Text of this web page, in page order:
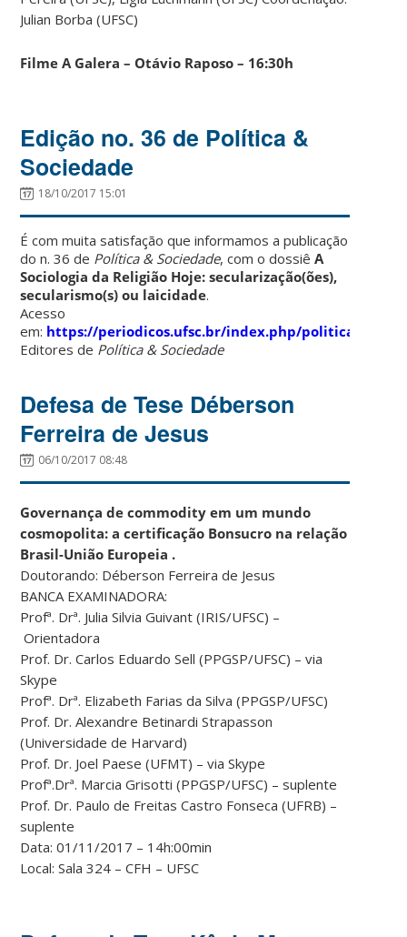
Julian Borba (UFSC)
Filme A Galera – Otávio Raposo – 16:30h
Edição no. 36 de Política &
Sociedade
18/10/2017 15:01
É com muita satisfação que informamos a publicação
do n. 36 de Política & Sociedade, com o dossiêA
Sociologia da Religião Hoje: secularização(ões),
secularismo(s) ou laicidade.
Acesso
em: https://periodicos.ufsc.br/index.php/politica/index
Editores de Política & Sociedade
Defesa de Tese Déberson
Ferreira de Jesus
06/10/2017 08:48
Governança de commodity em um mundo
cosmopolita: a certificação Bonsucro na relação
Brasil-União Europeia .
Doutorando: Déberson Ferreira de Jesus
BANCA EXAMINADORA:
Profª. Drª. Julia Silvia Guivant (IRIS/UFSC) –
Orientadora
Prof. Dr. Carlos Eduardo Sell (PPGSP/UFSC) – via
Skype
Profª. Drª. Elizabeth Farias da Silva (PPGSP/UFSC)
Prof. Dr. Alexandre Betinardi Strapasson
(Universidade de Harvard)
Prof. Dr. Joel Paese (UFMT) – via Skype
Profª.Drª. Marcia Grisotti (PPGSP/UFSC) – suplente
Prof. Dr. Paulo de Freitas Castro Fonseca (UFRB) –
suplente
Data: 01/11/2017 – 14h:00min
Local: Sala 324 – CFH – UFSC